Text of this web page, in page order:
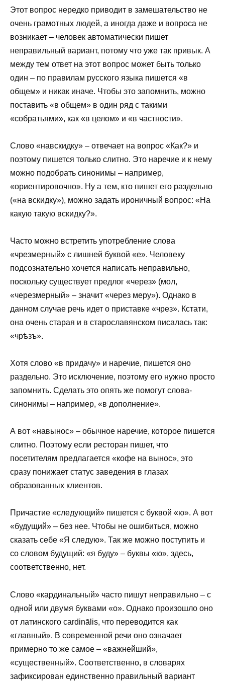
Этот вопрос нередко приводит в замешательство не
очень грамотных людей, а иногда даже и вопроса не
возникает – человек автоматически пишет
неправильный вариант, потому что уже так привык. А
между тем ответ на этот вопрос может быть только
один – по правилам русского языка пишется «в
общем» и никак иначе. Чтобы это запомнить, можно
поставить «в общем» в один ряд с такими
«собратьями», как «в целом» и «в частности».
Слово «навскидку» – отвечает на вопрос «Как?» и
поэтому пишется только слитно. Это наречие и к нему
можно подобрать синонимы – например,
«ориентировочно». Ну а тем, кто пишет его раздельно
(«на вскидку»), можно задать ироничный вопрос: «На
какую такую вскидку?».
Часто можно встретить употребление слова
«чрезмерный» с лишней буквой «е». Человеку
подсознательно хочется написать неправильно,
поскольку существует предлог «через» (мол,
«черезмерный» – значит «через меру»). Однако в
данном случае речь идет о приставке «чрез». Кстати,
она очень старая и в старославянском писалась так:
«чрѣзъ».
Хотя слово «в придачу» и наречие, пишется оно
раздельно. Это исключение, поэтому его нужно просто
запомнить. Сделать это опять же помогут слова-
синонимы – например, «в дополнение».
А вот «навынос» – обычное наречие, которое пишется
слитно. Поэтому если ресторан пишет, что
посетителям предлагается «кофе на вынос», это
сразу понижает статус заведения в глазах
образованных клиентов.
Причастие «следующий» пишется с буквой «ю». А вот
«будущий» – без нее. Чтобы не ошибиться, можно
сказать себе «Я следую». Так же можно поступить и
со словом будущий: «я буду» – буквы «ю», здесь,
соответственно, нет.
Слово «кардинальный» часто пишут неправильно – с
одной или двумя буквами «о». Однако произошло оно
от латинского cardinālis, что переводится как
«главный». В современной речи оно означает
примерно то же самое – «важнейший»,
«существенный». Соответственно, в словарях
зафиксирован единственно правильный вариант